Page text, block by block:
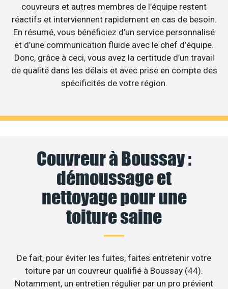
couvreurs et autres membres de l’équipe restent
réactifs et interviennent rapidement en cas de besoin.
En résumé, vous bénéficiez d’un service personnalisé
et d’une communication fluide avec le chef d’équipe.
Donc, grâce à ceci, vous avez la certitude d’un travail
de qualité dans les délais et avec prise en compte des
spécificités de votre région.
Couvreur à Boussay :
démoussage et
nettoyage pour une
toiture saine
De fait, pour éviter les fuites, faites entretenir votre
toiture par un couvreur qualifié à Boussay (44).
Notamment, un entretien régulier par un pro prévient